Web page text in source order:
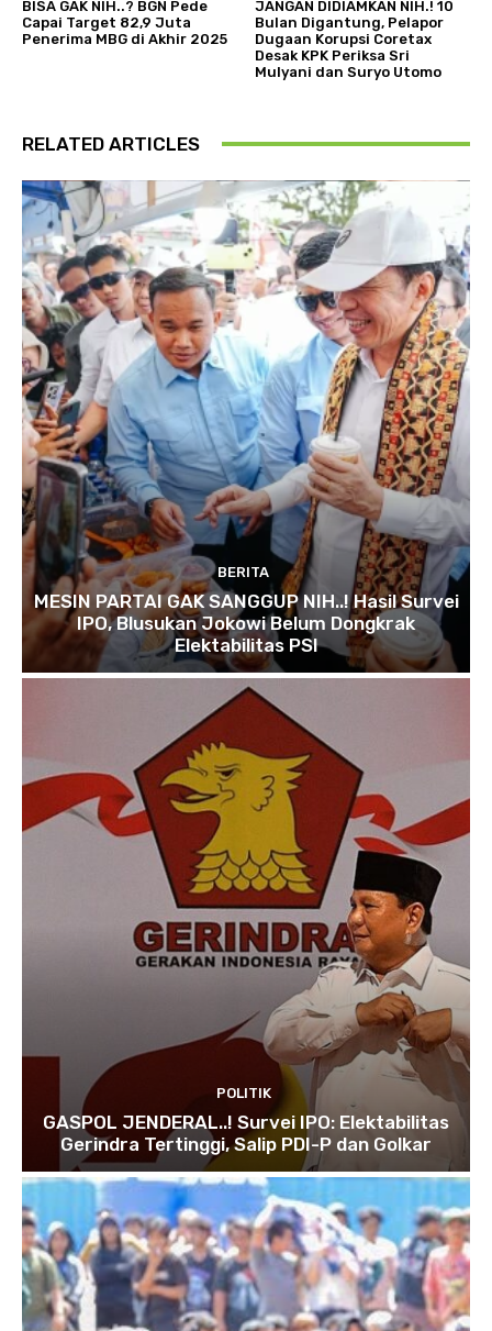
BISA GAK NIH..? BGN Pede
Capai Target 82,9 Juta
Penerima MBG di Akhir 2025
JANGAN DIDIAMKAN NIH.! 10
Bulan Digantung, Pelapor
Dugaan Korupsi Coretax
Desak KPK Periksa Sri
Mulyani dan Suryo Utomo
RELATED ARTICLES
BERITA
MESIN PARTAI GAK SANGGUP NIH..! Hasil Survei
IPO, Blusukan Jokowi Belum Dongkrak
Elektabilitas PSI
POLITIK
GASPOL JENDERAL..! Survei IPO: Elektabilitas
Gerindra Tertinggi, Salip PDI-P dan Golkar